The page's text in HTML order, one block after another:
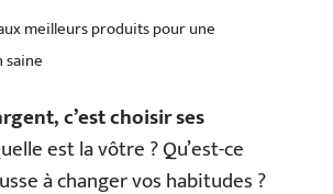
meilleurs produits pour une
c’est choisir ses
est la vôtre ? Qu’est-ce
à changer vos habitudes ?